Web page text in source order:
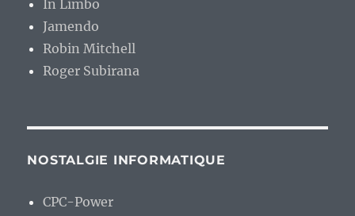
In Limbo
Jamendo
Robin Mitchell
Roger Subirana
NOSTALGIE INFORMATIQUE
CPC-Power